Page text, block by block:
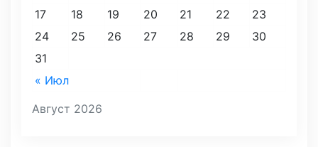
Август 2026
« Июл
17
18 19 20 21 22
23
24
25 26 27 28 29
30
31